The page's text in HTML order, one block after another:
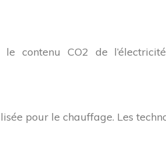
contenu CO2 de
pour le chauffage. Les